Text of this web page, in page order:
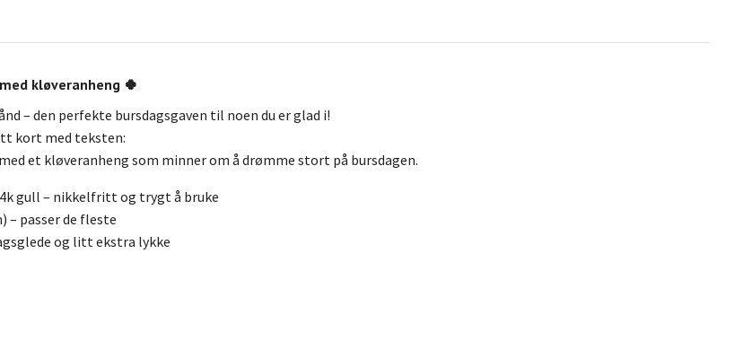
kløveranheng 🍀
– den perfekte bursdagsgaven til noen du er glad i!
kort med teksten:
et kløveranheng som minner om å drømme stort på bursdagen.
gull – nikkelfritt og trygt å bruke
– passer de fleste
og litt ekstra lykke